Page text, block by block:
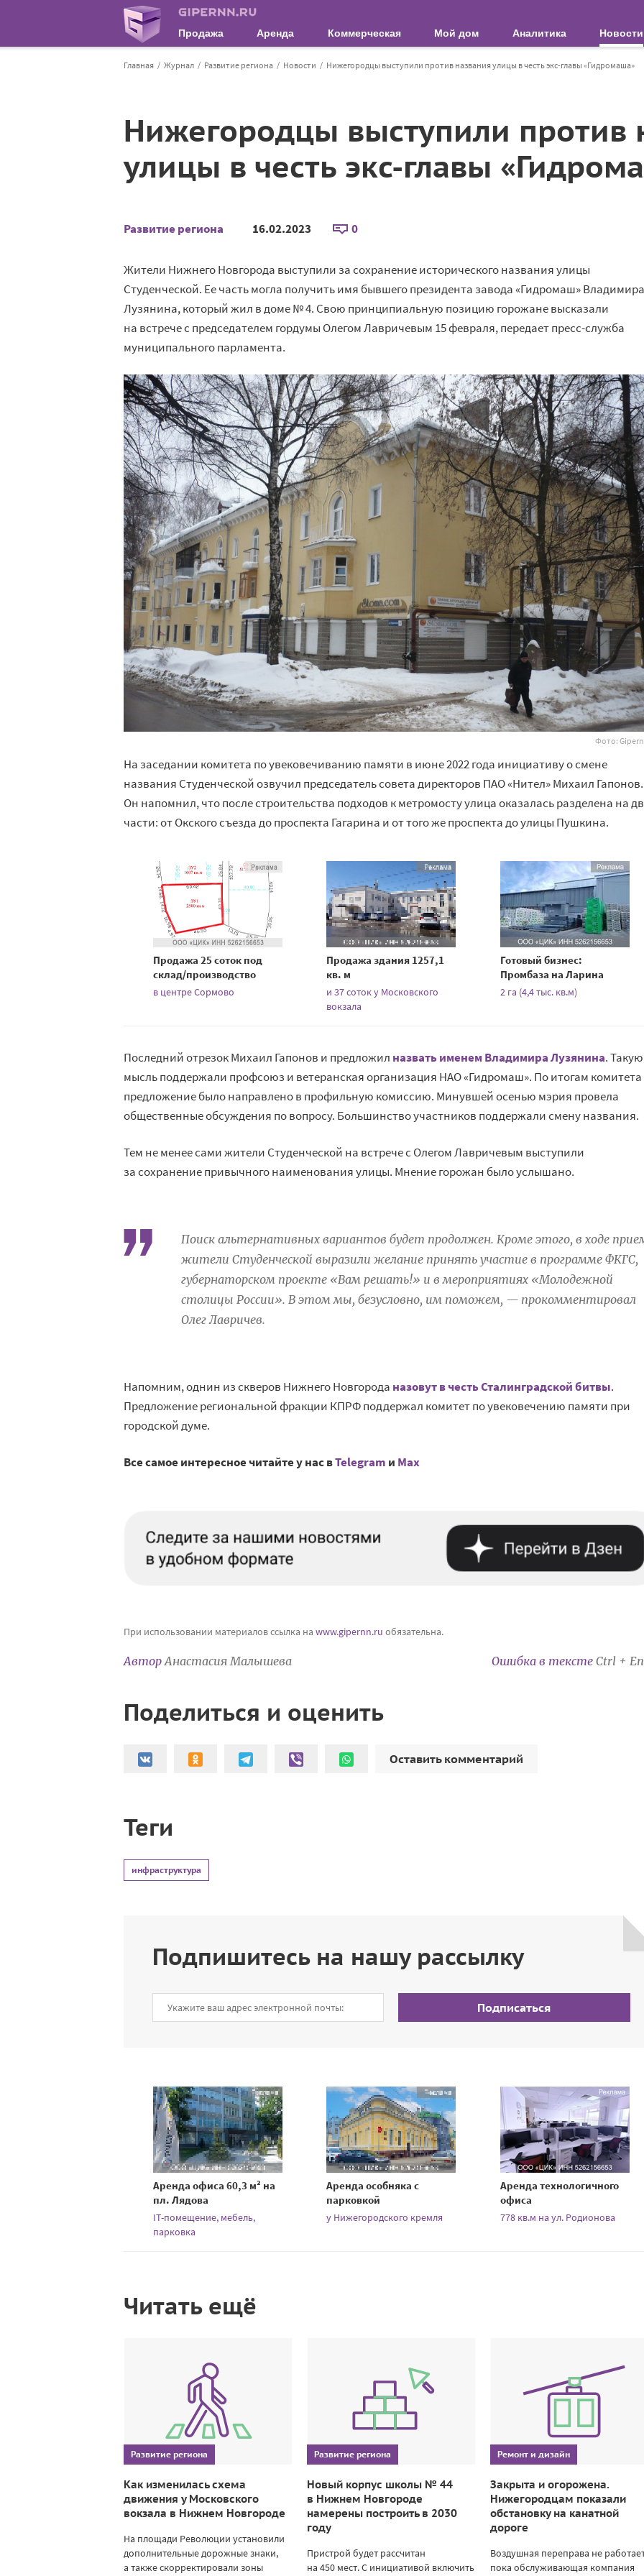
Продажа Аренда Коммерческая Мой дом Аналитика Новости
Главная Журнал Развитие региона Новости Нижегородцы выступили против названия улицы в честь экс-главы «Гидромаша»
Нижегородцы выступили против
улицы в честь экс-главы
Развитие региона 16.02.2023 0
Жители Нижнего Новгорода выступили за сохранение исторического названия улицы
Студенческой. Ее часть могла получить имя бывшего президента завода «Гидромаш» Владимира
Лузянина, который жил в доме № 4. Свою принципиальную позицию горожане высказали
на встрече с председателем гордумы Олегом Лавричевым 15 февраля, передает пресс-служба
муниципального парламента.
Фото:
На заседании комитета по увековечиванию памяти в июне 2022 года инициативу о смене
названия Студенческой озвучил председатель совета директоров ПАО «Нител» Михаил Гапонов.
Он напомнил, что после строительства подходов к метромосту улица оказалась разделена на
части: от Окского съезда до проспекта Гагарина и от того же проспекта до улицы Пушкина.
Продажа 25 соток под
склад/производство
в центре Сормово
Продажа здания 1257,1
кв. м
и 37 соток у Московского
вокзала
Готовый бизнес:
Промбаза на Ларина
2 га (4,4 тыс. кв.м)
Последний отрезок Михаил Гапонов и предложил назвать именем Владимира Лузянина. Такую
мысль поддержали профсоюз и ветеранская организация НАО «Гидромаш». По итогам комитета
предложение было направлено в профильную комиссию. Минувшей осенью мэрия провела
общественные обсуждения по вопросу. Большинство участников поддержали смену названия.
Тем не менее сами жители Студенческой на встрече с Олегом Лавричевым выступили
за сохранение привычного наименования улицы. Мнение горожан было услышано.
Поиск альтернативных вариантов будет продолжен. Кроме этого, в ходе
жители Студенческой выразили желание принять участие в программе ФКГС,
губернаторском проекте «Вам решать!» и в мероприятиях «Молодежной
столицы России». В этом мы, безусловно, им поможем, — прокомментировал
Олег Лавричев.
Напомним, однин из скверов Нижнего Новгорода назовут в честь Сталинградской битвы.
Предложение региональной фракции КПРФ поддержал комитет по увековечению памяти при
городской думе.
Все самое интересное читайте у нас вTelegram и Mах
При использовании материалов ссылка на www.gipernn.ru обязательна.
Автор Анастасия Малышева Ошибка в тексте Ctrl +
Поделиться и оценить
Оставить комментарий
Теги
инфраструктура
Подпишитесь на нашу рассылку
Подписаться
Аренда офиса 60,3 м² на
пл. Лядова
IT-помещение, мебель,
парковка
Аренда особняка с
парковкой
у Нижегородского кремля
Аренда технологичного
офиса
778 кв.м на ул. Родионова
Читать ещё
Развитие региона
Как изменилась схема
движения у Московского
вокзала в Нижнем Новгороде
На площади Революции установили
дополнительные дорожные знаки,
а также скорректировали зоны
Развитие региона
Новый корпус школы № 44
в Нижнем Новгороде
намерены построить в 2030
году
Пристрой будет рассчитан
на 450 мест. С инициативой включить
Ремонт и дизайн
Закрыта и огорожена.
Нижегородцам показали
обстановку на канатной
дороге
Воздушная переправа не
пока обслуживающая компания